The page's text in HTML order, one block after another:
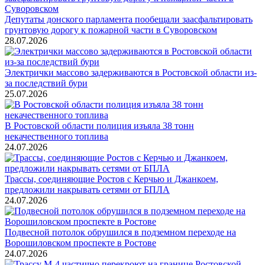
Депутаты донского парламента пообещали заасфальтировать
грунтовую дорогу к пожарной части в Суворовском
28.07.2026
Электрички массово задерживаются в Ростовской области из-
за последствий бури
25.07.2026
В Ростовской области полиция изъяла 38 тонн
некачественного топлива
24.07.2026
Трассы, соединяющие Ростов с Керчью и Джанкоем,
предложили накрывать сетями от БПЛА
24.07.2026
Подвесной потолок обрушился в подземном переходе на
Ворошиловском проспекте в Ростове
24.07.2026